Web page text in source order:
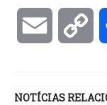
Email
NOTÍCIAS